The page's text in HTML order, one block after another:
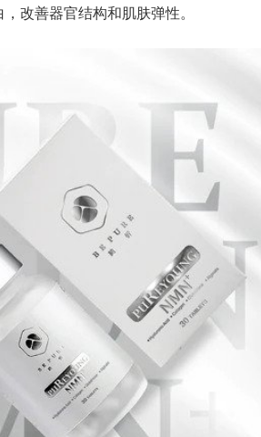
改善器官结构和肌肤弹性。